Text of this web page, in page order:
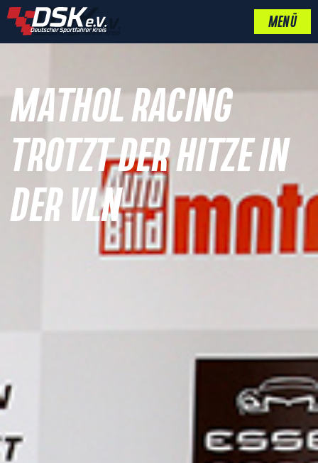
MENÜ
MATHOL RACING
TROTZT DER HITZE IN
DER VLN